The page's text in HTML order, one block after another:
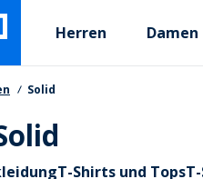
Herren Damen
Solid
T-Shirts und Tops